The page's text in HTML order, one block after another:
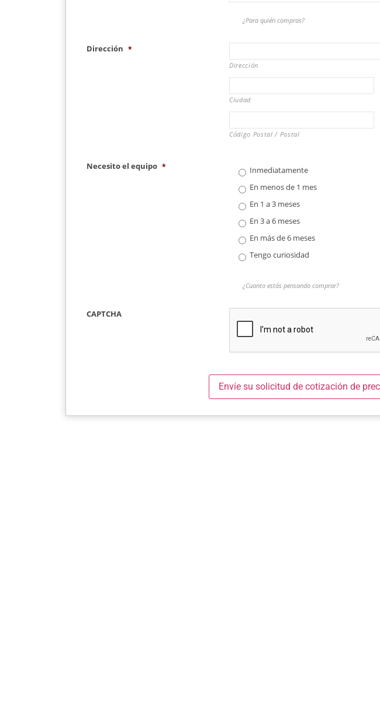
¿Para quién compras?
Dirección *
Dirección
Ciudad
Código Postal / Postal
Necesito el equipo *
Inmediatamente
En menos de 1 mes
En 1 a 3 meses
En 3 a 6 meses
En más de 6 meses
Tengo curiosidad
¿Cuanto estás pensando comprar?
CAPTCHA
Envíe su solicitud de cotización de